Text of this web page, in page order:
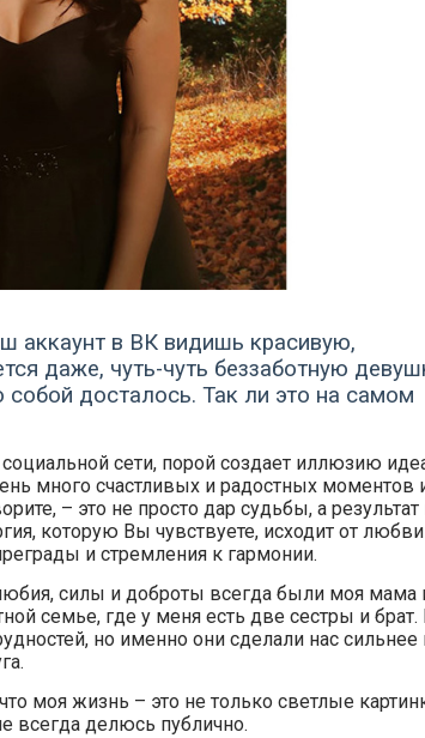
аккаунт в ВК видишь красивую,
даже, чуть-чуть беззаботную
собой досталось. Так ли это на самом
сети, порой создает иллюзию
много счастливых и радостных моментов
– это не просто дар судьбы, а
которую Вы чувствуете, исходит от
и стремления к гармонии.
силы и доброты всегда были моя мама
семье, где у меня есть две сестры и
но именно они сделали нас сильнее
моя жизнь – это не только светлые
всегда делюсь публично.